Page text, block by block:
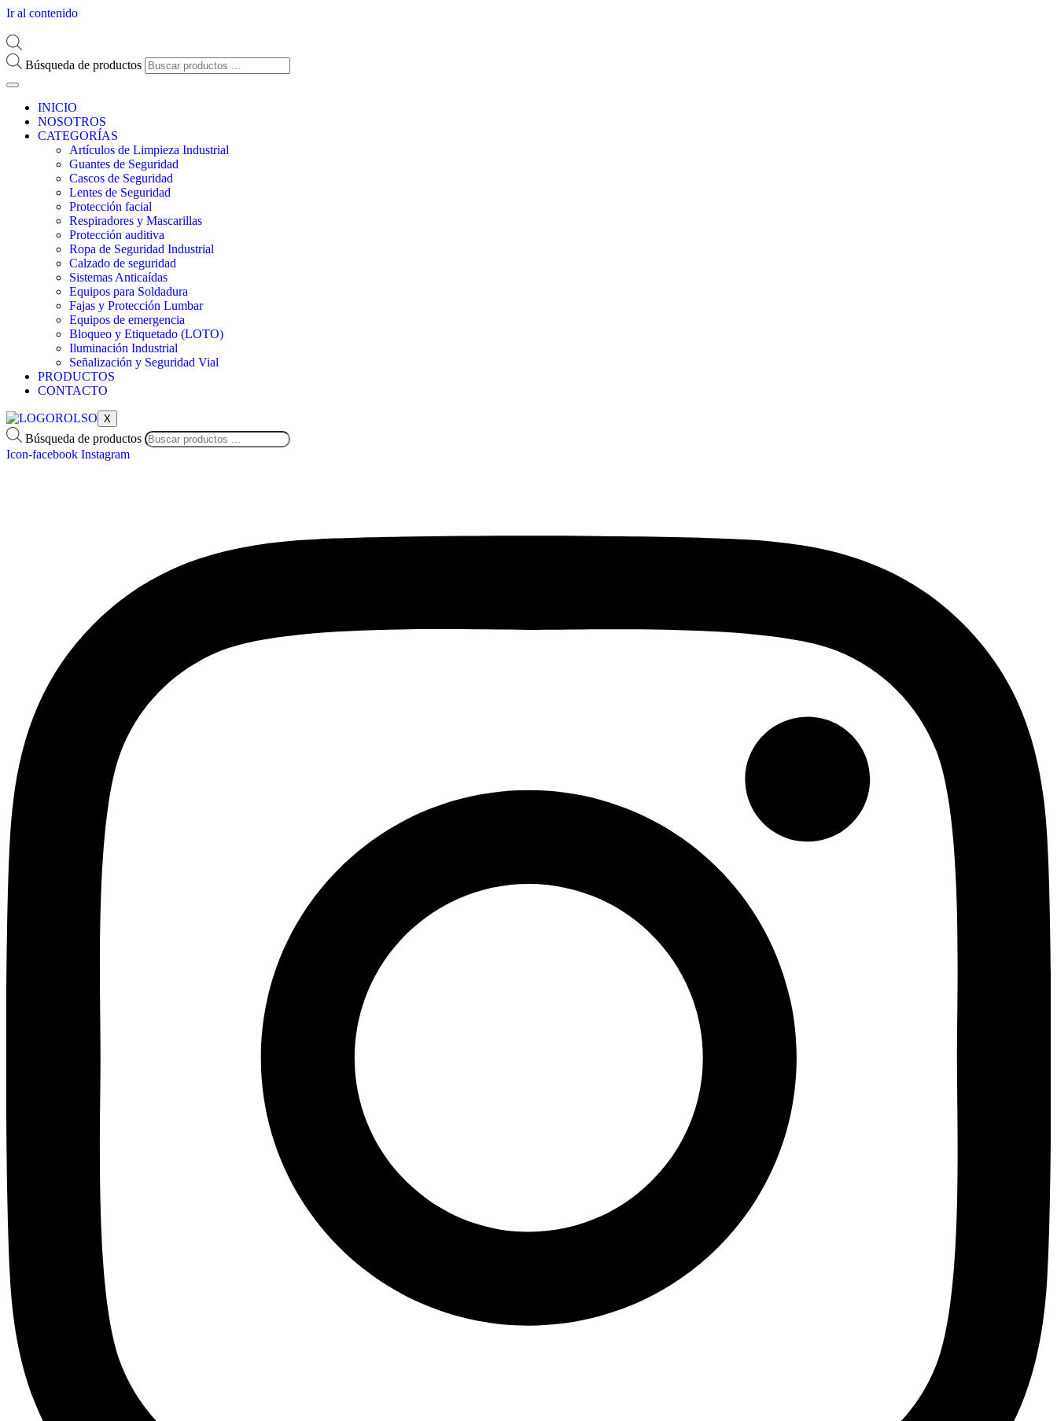
Ir al contenido
Búsqueda de productos
INICIO
NOSOTROS
CATEGORÍAS
Artículos de Limpieza Industrial
Guantes de Seguridad
Cascos de Seguridad
Lentes de Seguridad
Protección facial
Respiradores y Mascarillas
Protección auditiva
Ropa de Seguridad Industrial
Calzado de seguridad
Sistemas Anticaídas
Equipos para Soldadura
Fajas y Protección Lumbar
Equipos de emergencia
Bloqueo y Etiquetado (LOTO)
Iluminación Industrial
Señalización y Seguridad Vial
PRODUCTOS
CONTACTO
X
Búsqueda de productos
Icon-facebook Instagram